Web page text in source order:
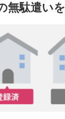
無駄遣い